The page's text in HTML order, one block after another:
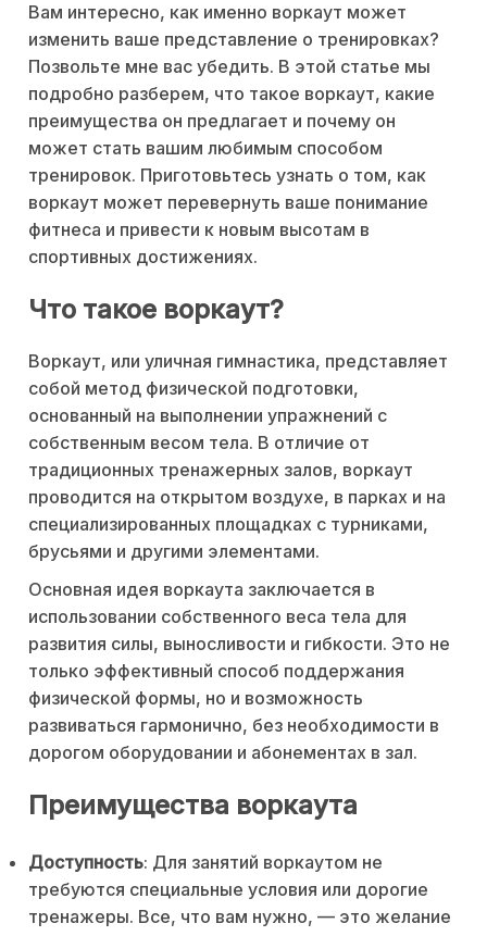
Вам интересно, как именно воркаут может
изменить ваше представление о тренировках?
Позвольте мне вас убедить. В этой статье мы
подробно разберем, что такое воркаут, какие
преимущества он предлагает и почему он
может стать вашим любимым способом
тренировок. Приготовьтесь узнать о том, как
воркаут может перевернуть ваше понимание
фитнеса и привести к новым высотам в
спортивных достижениях.
Что такое воркаут?
Воркаут, или уличная гимнастика, представляет
собой метод физической подготовки,
основанный на выполнении упражнений с
собственным весом тела. В отличие от
традиционных тренажерных залов, воркаут
проводится на открытом воздухе, в парках и на
специализированных площадках с турниками,
брусьями и другими элементами.
Основная идея воркаута заключается в
использовании собственного веса тела для
развития силы, выносливости и гибкости. Это не
только эффективный способ поддержания
физической формы, но и возможность
развиваться гармонично, без необходимости в
дорогом оборудовании и абонементах в зал.
Преимущества воркаута
Доступность: Для занятий воркаутом не
требуются специальные условия или дорогие
тренажеры. Все, что вам нужно, — это желание